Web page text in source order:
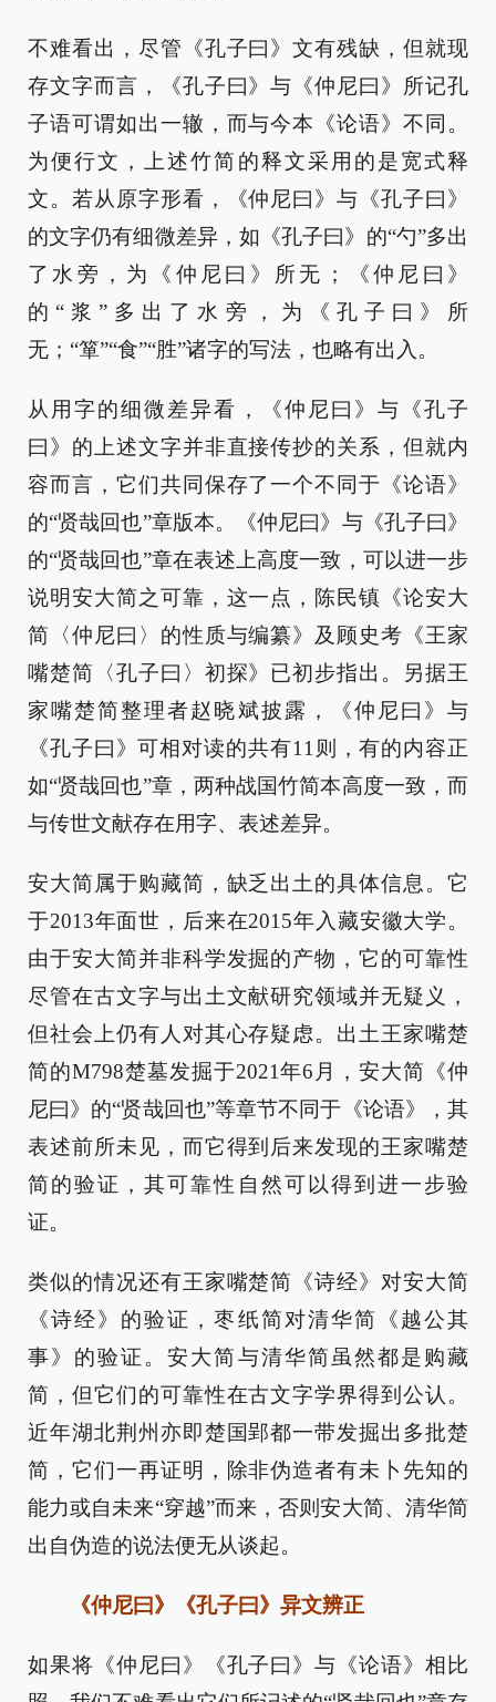
不难看出，尽管《孔子曰》文有残缺，但就现
存文字而言，《孔子曰》与《仲尼曰》所记孔
子语可谓如出一辙，而与今本《论语》不同。
为便行文，上述竹简的释文采用的是宽式释
文。若从原字形看，《仲尼曰》与《孔子曰》
的文字仍有细微差异，如《孔子曰》的“勺”多出
了水旁，为《仲尼曰》所无；《仲尼曰》
的“浆”多出了水旁，为《孔子曰》所
无；“箪”“食”“胜”诸字的写法，也略有出入。
从用字的细微差异看，《仲尼曰》与《孔子
曰》的上述文字并非直接传抄的关系，但就内
容而言，它们共同保存了一个不同于《论语》
的“贤哉回也”章版本。《仲尼曰》与《孔子曰》
的“贤哉回也”章在表述上高度一致，可以进一步
说明安大简之可靠，这一点，陈民镇《论安大
简〈仲尼曰〉的性质与编纂》及顾史考《王家
嘴楚简〈孔子曰〉初探》已初步指出。另据王
家嘴楚简整理者赵晓斌披露，《仲尼曰》与
《孔子曰》可相对读的共有11则，有的内容正
如“贤哉回也”章，两种战国竹简本高度一致，而
与传世文献存在用字、表述差异。
安大简属于购藏简，缺乏出土的具体信息。它
于2013年面世，后来在2015年入藏安徽大学。
由于安大简并非科学发掘的产物，它的可靠性
尽管在古文字与出土文献研究领域并无疑义，
但社会上仍有人对其心存疑虑。出土王家嘴楚
简的M798楚墓发掘于2021年6月，安大简《仲
尼曰》的“贤哉回也”等章节不同于《论语》，其
表述前所未见，而它得到后来发现的王家嘴楚
简的验证，其可靠性自然可以得到进一步验
证。
类似的情况还有王家嘴楚简《诗经》对安大简
《诗经》的验证，枣纸简对清华简《越公其
事》的验证。安大简与清华简虽然都是购藏
简，但它们的可靠性在古文字学界得到公认。
近年湖北荆州亦即楚国郢都一带发掘出多批楚
简，它们一再证明，除非伪造者有未卜先知的
能力或自未来“穿越”而来，否则安大简、清华简
出自伪造的说法便无从谈起。
《仲尼曰》《孔子曰》异文辨正
如果将《仲尼曰》《孔子曰》与《论语》相比